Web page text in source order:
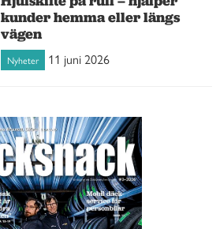
kunder hemma eller längs
vägen
Nyheter 11 juni 2026